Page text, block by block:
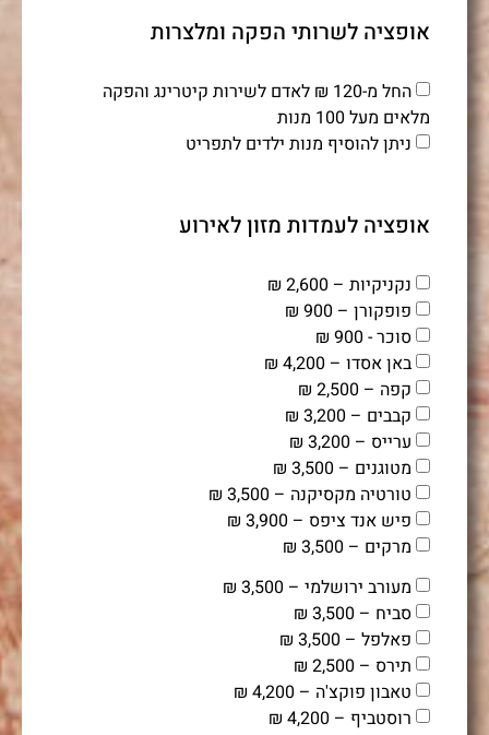
אופציה לשרותי הפקה ומלצרות
החל מ-120 ₪ לאדם לשירות קיטרינג והפקה
מלאים מעל 100 מנות
ניתן להוסיף מנות ילדים לתפריט
אופציה לעמדות מזון לאירוע
נקניקיות – 2,600 ₪
פופקורן – 900 ₪
סוכר - 900 ₪
באן אסדו – 4,200 ₪
קפה – 2,500 ₪
קבבים – 3,200 ₪
ערייס – 3,200 ₪
מטוגנים – 3,500 ₪
טורטיה מקסיקנה – 3,500 ₪
פיש אנד ציפס – 3,900 ₪
מרקים – 3,500 ₪
מעורב ירושלמי – 3,500 ₪
סביח – 3,500 ₪
פאלפל – 3,500 ₪
תירס – 2,500 ₪
טאבון פוקצ'ה – 4,200 ₪
רוסטביף – 4,200 ₪